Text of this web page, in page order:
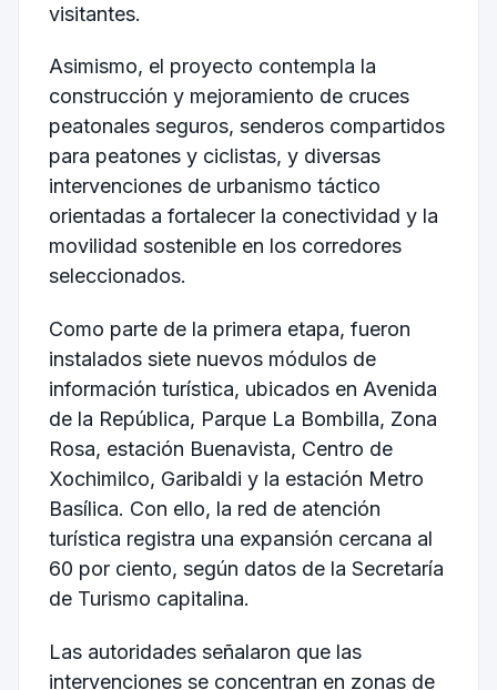
visitantes.
Asimismo, el proyecto contempla la
construcción y mejoramiento de cruces
peatonales seguros, senderos compartidos
para peatones y ciclistas, y diversas
intervenciones de urbanismo táctico
orientadas a fortalecer la conectividad y la
movilidad sostenible en los corredores
seleccionados.
Como parte de la primera etapa, fueron
instalados siete nuevos módulos de
información turística, ubicados en Avenida
de la República, Parque La Bombilla, Zona
Rosa, estación Buenavista, Centro de
Xochimilco, Garibaldi y la estación Metro
Basílica. Con ello, la red de atención
turística registra una expansión cercana al
60 por ciento, según datos de la Secretaría
de Turismo capitalina.
Las autoridades señalaron que las
intervenciones se concentran en zonas de